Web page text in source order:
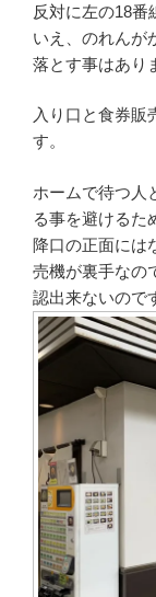
反対に左の18番
いえ、のれんが
落とす事はあり
入り口と食券販
す。
ホームで待つ人
る事を避けるた
降口の正面には
売機が裏手なの
認出来ないので